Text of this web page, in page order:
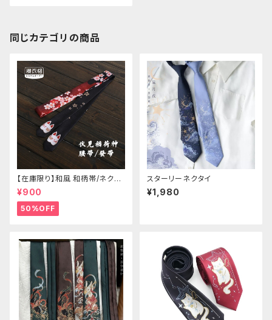
同じカテゴリの商品
【在庫限り】和風 和柄帯/ネクタ
イ/リボン（狐面/金魚
¥900
50%OFF
スターリーネクタイ
¥1,980